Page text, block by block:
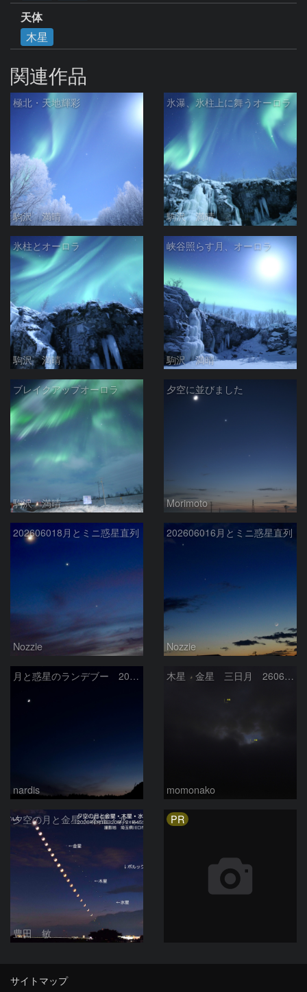
天体
木星
関連作品
極北・天地輝彩
駒沢 満晴
氷瀑、氷柱上に舞うオーロラ
駒沢 満晴
氷柱とオーロラ
駒沢 満晴
峡谷照らす月、オーロラ
駒沢 満晴
ブレイクアップオーロラ
駒沢 満晴
夕空に並びました
Morimoto
202606018月とミニ惑星直列
Nozzie
202606016月とミニ惑星直列
Nozzie
月と惑星のランデブー 2026/06/19
nardis
木星 金星 三日月 260618
momonako
夕空の月と金星・木星・水星の接近 2026/6/18
豊田 敏
PR
サイトマップ